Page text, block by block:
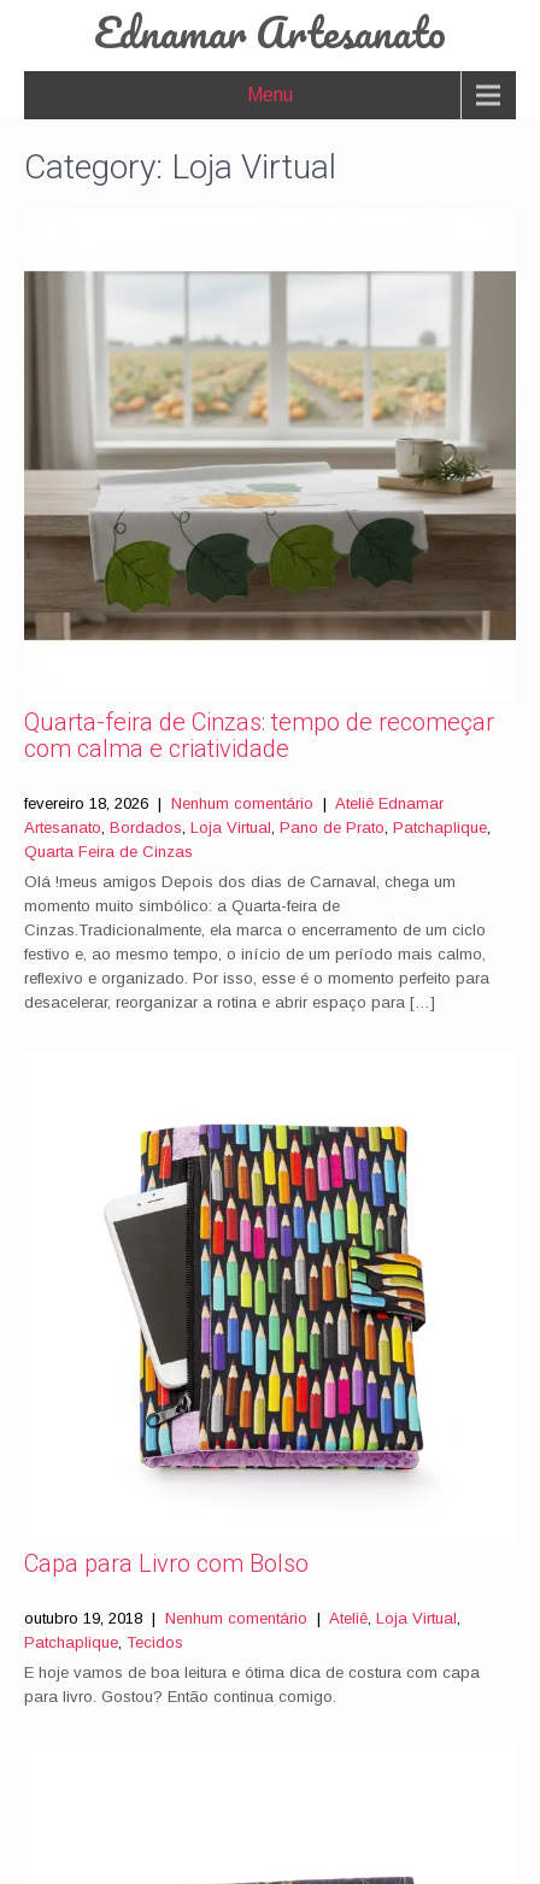
Ednamar Artesanato
Menu
Category: Loja Virtual
Quarta-feira de Cinzas: tempo de recomeçar
com calma e criatividade
fevereiro 18, 2026 | Nenhum comentário | Ateliê Ednamar
Artesanato, Bordados, Loja Virtual, Pano de Prato, Patchaplique,
Quarta Feira de Cinzas
Olá !meus amigos Depois dos dias de Carnaval, chega um
momento muito simbólico: a Quarta-feira de
Cinzas.Tradicionalmente, ela marca o encerramento de um ciclo
festivo e, ao mesmo tempo, o início de um período mais calmo,
reflexivo e organizado. Por isso, esse é o momento perfeito para
desacelerar, reorganizar a rotina e abrir espaço para […]
Capa para Livro com Bolso
outubro 19, 2018 | Nenhum comentário | Ateliê, Loja Virtual,
Patchaplique, Tecidos
E hoje vamos de boa leitura e ótima dica de costura com capa
para livro. Gostou? Então continua comigo.